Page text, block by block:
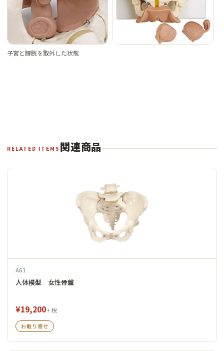
子宮と膀胱を取外した状態
RELATED ITEMS 関連商品
A61
人体模型 女性骨盤
¥19,200＋税
お取り寄せ